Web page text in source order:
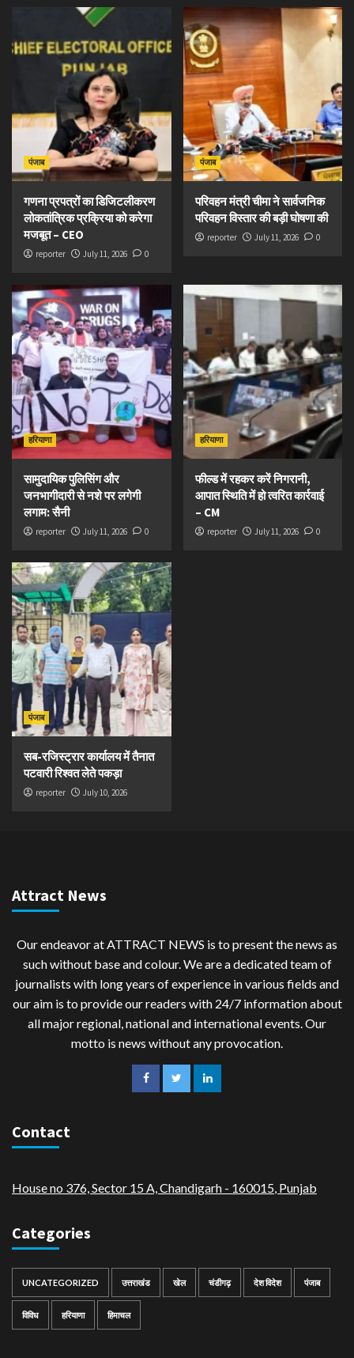
पंजाब
गणना प्रपत्रों का डिजिटलीकरण
लोकतांत्रिक प्रक्रिया को करेगा
मजबूत – CEO
reporter July 11, 2026 0
पंजाब
परिवहन मंत्री चीमा ने सार्वजनिक
परिवहन विस्तार की बड़ी घोषणा की
reporter July 11, 2026 0
हरियाणा
सामुदायिक पुलिसिंग और
जनभागीदारी से नशे पर लगेगी
लगाम: सैनी
reporter July 11, 2026 0
हरियाणा
फील्ड में रहकर करें निगरानी,
आपात स्थिति में हो त्वरित कार्रवाई
– CM
reporter July 11, 2026 0
पंजाब
सब-रजिस्ट्रार कार्यालय में तैनात
पटवारी रिश्वत लेते पकड़ा
reporter July 10, 2026
Attract News
Our endeavor at ATTRACT NEWS is to present the news as
such without base and colour. We are a dedicated team of
journalists with long years of experience in various fields and
our aim is to provide our readers with 24/7 information about
all major regional, national and international events. Our
motto is news without any provocation.
Contact
House no 376, Sector 15 A, Chandigarh - 160015 Punjab
Categories
UNCATEGORIZED उत्तराखंड खेल चंडीगढ़ देश विदेश पंजाब
विविध हरियाणा हिमाचल